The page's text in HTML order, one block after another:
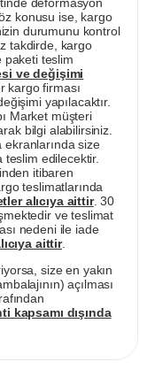
deformasyon
konusu ise, kargo
durumunu kontrol
takdirde, kargo
paketi teslim
ve değişimi
kargo firması
yapılacaktır.
Market müşteri
bilgi alabilirsiniz.
size
teslim edilecektir.
itibaren
teslimatlarında
alıcıya aittir. 30
ve teslimat
nedeni ile iade
aittir.
size en yakın
açılması
kapsamı dışında